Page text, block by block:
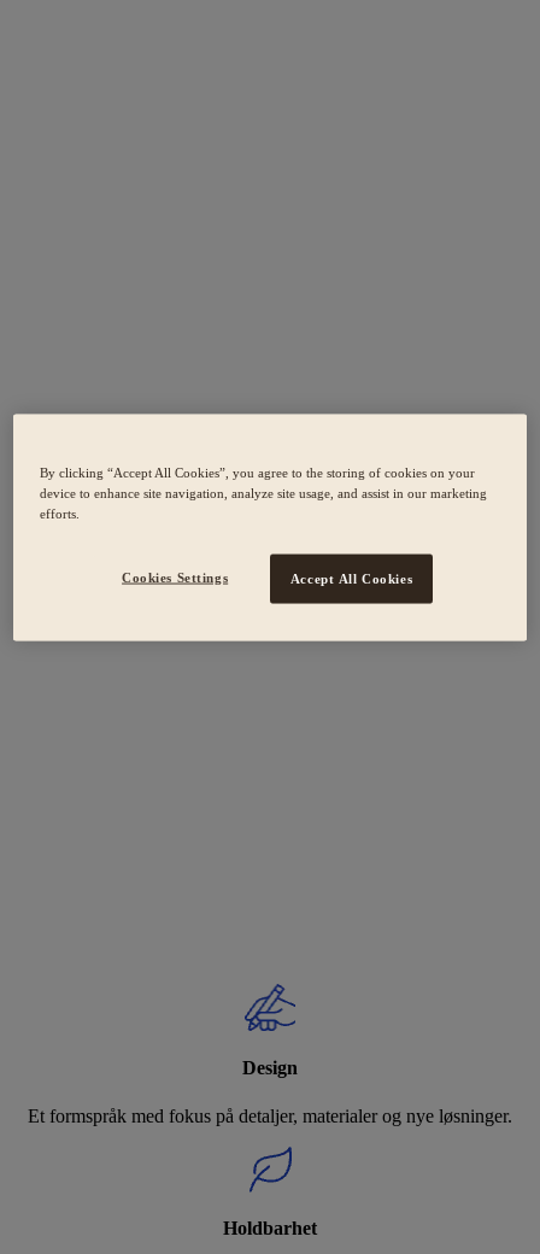
Design
Et formspråk med fokus på detaljer, materialer og nye løsninger.
Holdbarhet
By clicking “Accept All Cookies”, you agree to the storing of cookies on your
device to enhance site navigation, analyze site usage, and assist in our marketing
efforts.
Cookies Settings Accept All Cookies